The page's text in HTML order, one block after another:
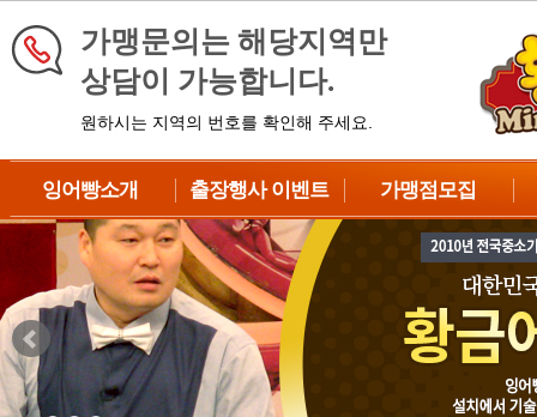
가맹문의는 해당지역만
상담이 가능합니다.
원하시는 지역의 번호를 확인해 주세요.
잉어빵소개
브랜드소개
제품소개
납품과정
제조방법
출장행사 이벤트
이벤트 신청
대형이벤트
중형이벤트
DIY이벤트
BIG이벤트
가맹점모집
가맹점종류
창업절차
수익성분석